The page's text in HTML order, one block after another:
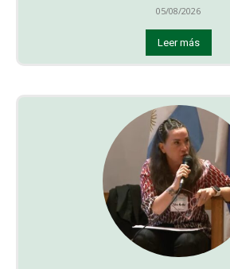
05/08/2026
Leer más